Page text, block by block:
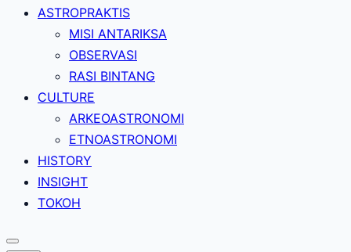
ASTROPRAKTIS
MISI ANTARIKSA
OBSERVASI
RASI BINTANG
CULTURE
ARKEOASTRONOMI
ETNOASTRONOMI
HISTORY
INSIGHT
TOKOH